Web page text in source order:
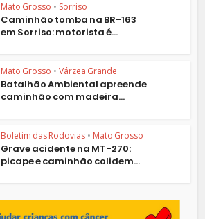
Mato Grosso • Sorriso
Caminhão tomba na BR-163
em Sorriso: motorista é...
Mato Grosso • Várzea Grande
Batalhão Ambiental apreende
caminhão com madeira...
Boletim das Rodovias • Mato Grosso
Grave acidente na MT-270:
picape e caminhão colidem...